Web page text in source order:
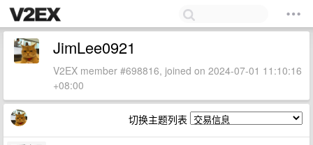
JimLee0921
V2EX member #698816, joined on 2024-07-01 11:10:16
+08:00
切换主题列表